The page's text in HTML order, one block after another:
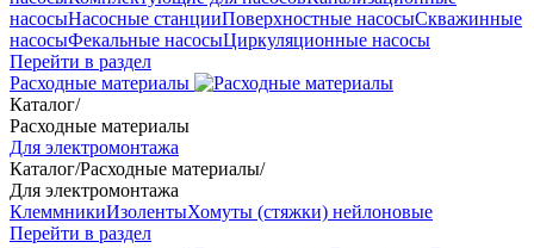
насосыНасосные станцииПоверхностные насосыСкважинные
насосыФекальные насосыЦиркуляционные насосы
Перейти в раздел
Расходные материалы
Каталог/
Расходные материалы
Для электромонтажа
Каталог/Расходные материалы/
Для электромонтажа
КлеммникиИзолентыХомуты (стяжки) нейлоновые
Перейти в раздел